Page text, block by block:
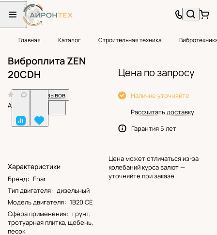
Главная Каталог Строительная техника
Виброплита ZEN
20CDH
Нет отзывов
Арт.
Характеристики
Бренд: Enar
Тип двигателя: дизельный
Модель двигателя: 1B20 CE
Сфера применения: грунт,
тротуарная плитка, щебень,
песок
Цена по запросу
Наличие уточняйте
Рассчитать доставку
Гарантия 5 лет
Цена может отличаться из-за
колебаний курса валют —
уточняйте при заказе